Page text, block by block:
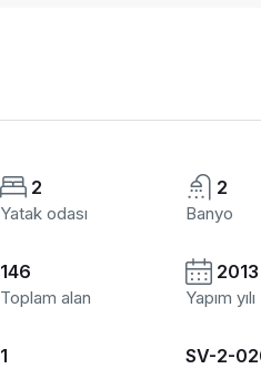
2
Yatak odası
2
Banyo
146
Toplam alan
2013
Yapım yılı
1 SV-2-